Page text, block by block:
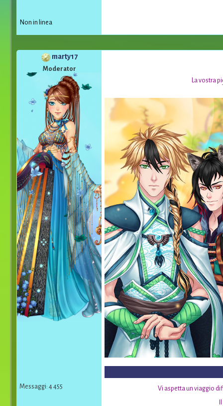
Non in linea
marty17
Moderator
Messaggi: 4 455
La vostra
Vi aspetta un viaggio